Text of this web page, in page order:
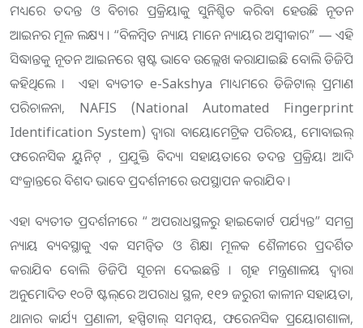
ମଧ୍ୟରେ ତଦନ୍ତ ଓ ବିଚାର ପ୍ରକ୍ରିୟାକୁ ସୁନିଶ୍ଚିତ କରିବା ହେଉଛି ନୂତନ
ଆଇନର ମୂଳ ଲକ୍ଷ୍ୟ । “ବିଳମ୍ବିତ ନ୍ୟାୟ ମାନେ ନ୍ୟାୟର ଅସ୍ୱୀକାର” — ଏହି
ସିଦ୍ଧାନ୍ତକୁ ନୂତନ ଆଇନରେ ସ୍ପଷ୍ଟ ଭାବେ ଉଲ୍ଲେଖ କରାଯାଇଛି ବୋଲି ଡିଜିପି
କହିଥିଲେ । ଏହା ବ୍ୟତୀତ e-Sakshya ମାଧ୍ୟମରେ ଡିଜିଟାଲ୍ ପ୍ରମାଣ
ପରିଚାଳନା, NAFIS (National Automated Fingerprint
Identification System) ଦ୍ୱାରା ବାୟୋମେଟ୍ରିକ ପରିଚୟ, ମୋବାଇଲ୍
ଫରେନସିକ ୟୁନିଟ୍ , ପ୍ରଯୁକ୍ତି ବିଦ୍ୟା ସହାୟତାରେ ତଦନ୍ତ ପ୍ରକ୍ରିୟା ଆଦି
ସଂକ୍ରାନ୍ତରେ ବିଶଦ ଭାବେ ପ୍ରଦର୍ଶନୀରେ ଉପସ୍ଥାପନ କରାଯିବ ।
ଏହା ବ୍ୟତୀତ ପ୍ରଦର୍ଶନୀରେ “ ଅପରାଧସ୍ଥଳରୁ ହାଇକୋର୍ଟ ପର୍ଯ୍ୟନ୍ତ” ସମଗ୍ର
ନ୍ୟାୟ ବ୍ୟବସ୍ଥାକୁ ଏକ ସମନ୍ୱିତ ଓ ଶିକ୍ଷା ମୂଳକ ଶୈଳୀରେ ପ୍ରଦର୍ଶିତ
କରାଯିବ ବୋଲି ଡିଜିପି ସୂଚନା ଦେଇଛନ୍ତି । ଗୃହ ମନ୍ତ୍ରଣାଳୟ ଦ୍ଵାରା
ଅନୁମୋଦିତ ୧୦ଟି ଷ୍ଟଲ୍‌ରେ ଅପରାଧ ସ୍ଥଳ, ୧୧୨ ଜରୁରୀ କାଳୀନ ସହାୟତା,
ଥାନାର କାର୍ଯ୍ୟ ପ୍ରଣାଳୀ, ହସ୍ପିଟାଲ୍ ସମନ୍ୱୟ, ଫରେନସିକ ପ୍ରୟୋଗଶାଳା,